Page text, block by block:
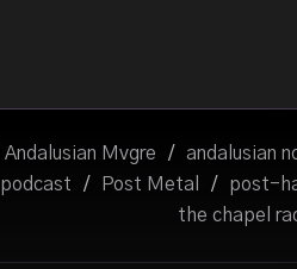
Andalusian Mvgre / andalusian
podcast / Post Metal / post-
the chapel